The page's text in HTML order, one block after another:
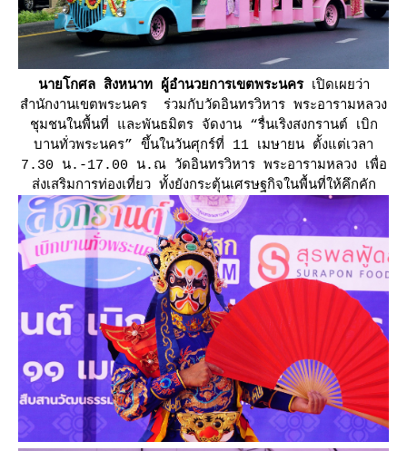
นายโกศล สิงหนาท ผู้อำนวยการเขตพระนคร เปิดเผยว่า
สำนักงานเขตพระนคร ร่วมกับวัดอินทรวิหาร พระอารามหลวง
ชุมชนในพื้นที่ และพันธมิตร จัดงาน “รื่นเริงสงกรานต์ เบิก
บานทั่วพระนคร” ขึ้นในวันศุกร์ที่ 11 เมษายน ตั้งแต่เวลา
7.30 น.-17.00 น.ณ วัดอินทรวิหาร พระอารามหลวง เพื่อ
ส่งเสริมการท่องเที่ยว ทั้งยังกระตุ้นเศรษฐกิจในพื้นที่ให้คึกคัก